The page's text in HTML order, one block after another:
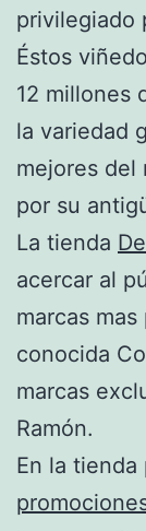
privilegiado
Éstos
12 millones
la variedad
mejores del
por su
La tienda
acercar al
marcas
conocida
marcas
Ramón.
En la tienda